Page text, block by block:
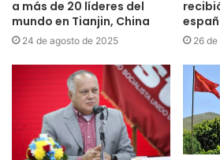
a más de 20 líderes del
mundo en Tianjin, China
24 de agosto de 2025 26